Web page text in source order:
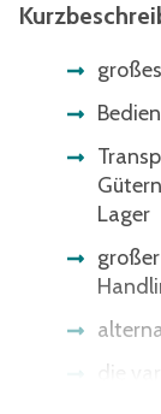
Lager
die